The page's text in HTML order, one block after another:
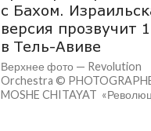
с Бахом.
версия прозвучит
в Тель-Авиве
Верхнее фото — Revоlution
Orchestra ©
MOSHE CHITAYAT